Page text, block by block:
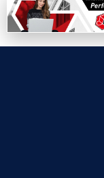
Economia
Sport
Eventi
qualunque suo